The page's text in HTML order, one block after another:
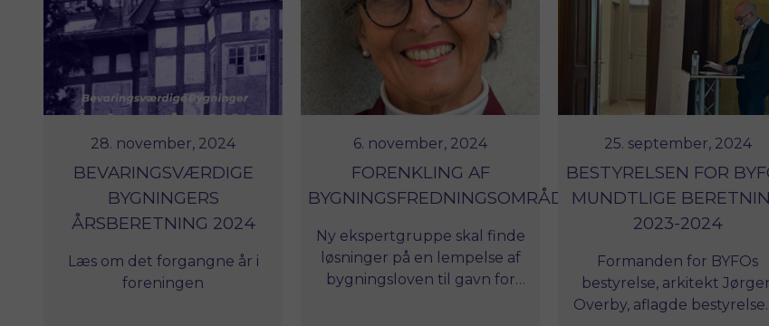
for at have været en
deltagende og skattet
bestyrelseskollega.
Andersen.
28. november, 2024
BEVARINGSVÆRDIGE
BYGNINGERS
ÅRSBERETNING 2024
Læs om det forgangne år i
foreningen
6. november, 2024
FORENKLING AF
BYGNINGSFREDNINGSOMRÅDET
Ny ekspertgruppe skal finde
løsninger på en lempelse af
bygningsloven til gavn for
25. september, 2024
BESTYRELSEN FOR
MUNDTLIGE
2023-2024
Formanden for BYFOs
bestyrelse, arkitekt
Overby, aflagde